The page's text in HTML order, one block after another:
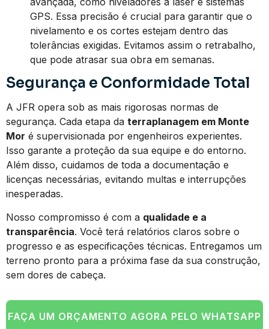
GPS. Essa precisão é crucial para garantir que o
nivelamento e os cortes estejam dentro das
tolerâncias exigidas. Evitamos assim o retrabalho,
que pode atrasar sua obra em semanas.
Segurança e Conformidade Total
A JFR opera sob as mais rigorosas normas de
segurança. Cada etapa da terraplanagem em Monte
Mor é supervisionada por engenheiros experientes.
Isso garante a proteção da sua equipe e do entorno.
Além disso, cuidamos de toda a documentação e
licenças necessárias, evitando multas e interrupções
inesperadas.
Nosso compromisso é com a qualidade e a
transparência. Você terá relatórios claros sobre o
progresso e as especificações técnicas. Entregamos um
terreno pronto para a próxima fase da sua construção,
sem dores de cabeça.
FAÇA UM ORÇAMENTO AGORA PELO WHATSAPP